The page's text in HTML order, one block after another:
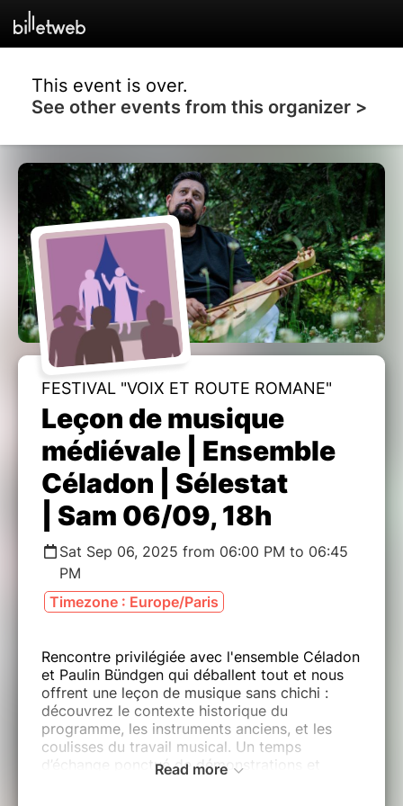
This event is over.
See other events from this organizer >
FESTIVAL "VOIX ET ROUTE ROMANE"
Leçon de musique
médiévale | Ensemble
Céladon | Sélestat
| Sam 06/09, 18h
Sat Sep 06, 2025 from 06:00 PM to 06:45
PM
Timezone : Europe/Paris
Rencontre privilégiée avec l'ensemble Céladon
et Paulin Bündgen qui déballent tout et nous
offrent une leçon de musique sans chichi :
découvrez le contexte historique du
programme, les instruments anciens, et les
coulisses du travail musical. Un temps
d’échange ponctué de démonstrations et
Read more